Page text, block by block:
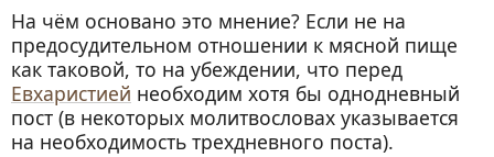
На чём основано это мнение? Если не на
предосудительном отношении к мясной пище
как таковой, то на убеждении, что перед
Евхаристией необходим хотя бы однодневный
пост (в некоторых молитвословах указывается
на необходимость трехдневного поста).